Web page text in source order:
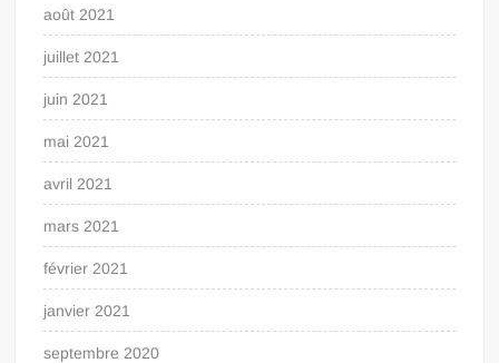
août 2021
juillet 2021
juin 2021
mai 2021
avril 2021
mars 2021
février 2021
janvier 2021
septembre 2020